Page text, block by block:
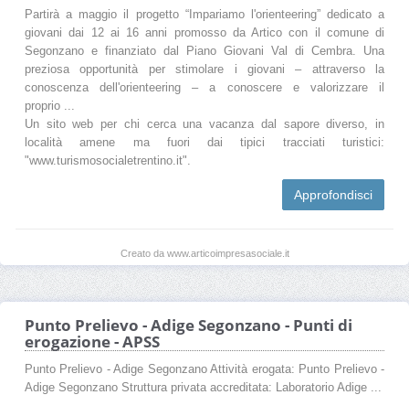
Partirà a maggio il progetto “Impariamo l'orienteering” dedicato a
giovani dai 12 ai 16 anni promosso da Artico con il comune di
Segonzano e finanziato dal Piano Giovani Val di Cembra. Una
preziosa opportunità per stimolare i giovani – attraverso la
conoscenza dell'orienteering – a conoscere e valorizzare il
proprio ...
Un sito web per chi cerca una vacanza dal sapore diverso, in
località amene ma fuori dai tipici tracciati turistici:
"www.turismosocialetrentino.it".
Approfondisci
Creato da www.articoimpresasociale.it
Punto Prelievo - Adige Segonzano - Punti di
erogazione - APSS
Punto Prelievo - Adige Segonzano Attività erogata: Punto Prelievo -
Adige Segonzano Struttura privata accreditata: Laboratorio Adige ...